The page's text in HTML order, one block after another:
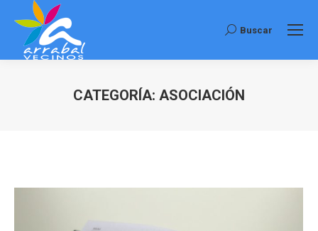
Buscar:
Buscar
CATEGORÍA: ASOCIACIÓN